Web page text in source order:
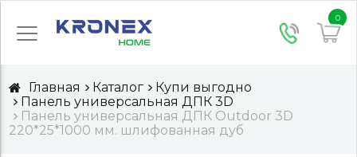
0
Главная Каталог
Купи выгодно
Панель универсальная ДПК 3D
Панель универсальная ДПК Outdoor 3D
220*25*1000 мм. шлифованная дуб